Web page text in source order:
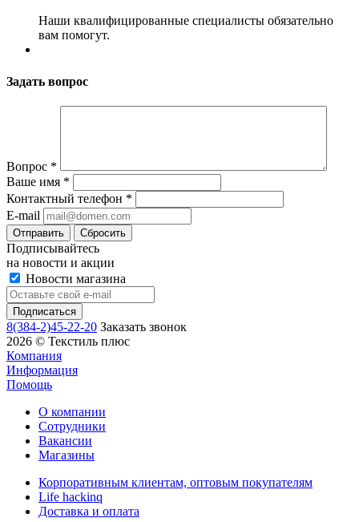
Наши квалифицированные специалисты обязательно
вам помогут.
Задать вопрос
Вопрос *
Ваше имя *
Контактный телефон *
E-mail
Сбросить
Подписывайтесь
на новости и акции
Новости магазина
8(384-2)45-22-20 Заказать звонок
2026 © Текстиль плюс
Компания
Информация
Помощь
О компании
Сотрудники
Вакансии
Магазины
Корпоративным клиентам, оптовым покупателям
Life hackinq
Доставка и оплата